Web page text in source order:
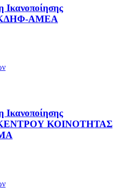
ΚΔΗΦ-ΑΜΕΑ
ΚΕΝΤΡΟΥ ΚΟΙΝΟΤΗΤΑΣ